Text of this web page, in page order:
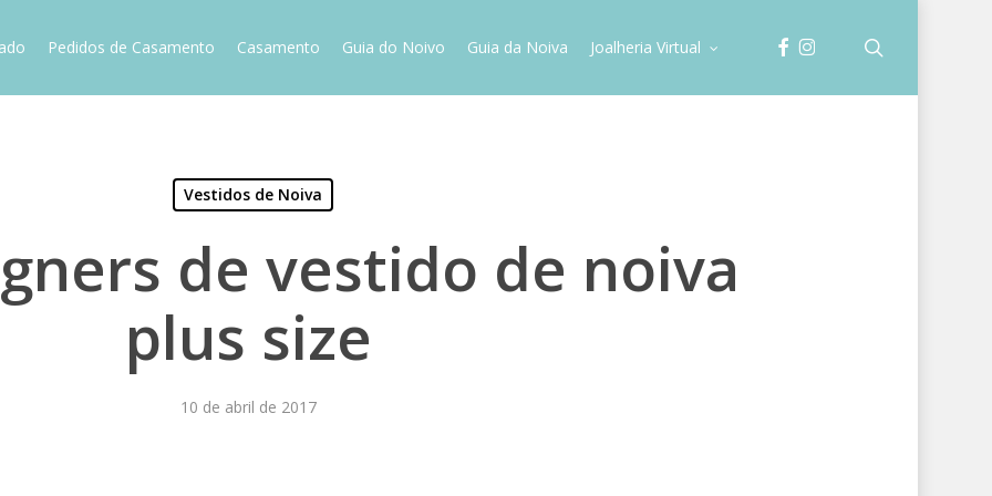
Pedidos de Casamento Casamento Guia do Noivo Guia da Noiva Joalheria Virtual facebookinstagram
Vestidos de Noiva
de vestido de noiva
plus size
10 de abril de 2017